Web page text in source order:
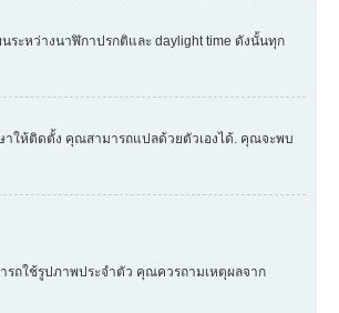
ระหว่างนาฬิกาปรกติและ daylight time ดังนั้นทุก
าให้ติดตั้ง คุณสามารถแปลด้วยตัวเองได้. คุณจะพบ
ถใช้รูปภาพประจำตัว คุณควรถามเหตุผลจาก